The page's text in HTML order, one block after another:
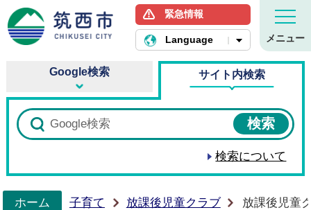
筑西市ホームページ
緊急情報
Language メニュー
Google検索 サイト内検索
検索について
ホーム
子育て 放課後児童クラブ 放課後児童